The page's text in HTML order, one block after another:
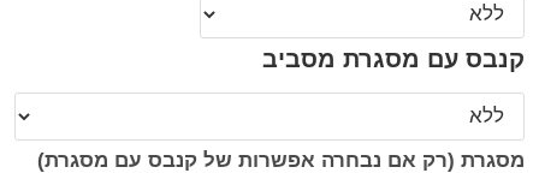
קנבס עם מסגרת מסביב
מסגרת (רק אם נבחרה אפשרות של קנבס עם מסגרת)